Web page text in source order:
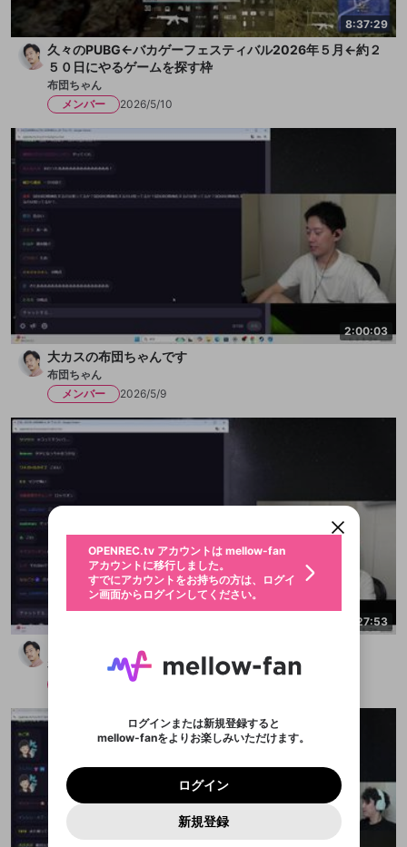
8:37:29
久々のPUBG←バカゲーフェスティバル2026年５月←約２
５０日にやるゲームを探す枠
布団ちゃん
メンバー
2026/5/10
2:00:03
大カスの布団ちゃんです
布団ちゃん
メンバー
2026/5/9
2:27:53
どうも、カスです
布団ちゃん
2025/10/19
ブレイクタイム広告
ライブ配信中に休憩するときに、最大1分間の広告
を表示することができます。
ユーザーの視聴環境によっては広告を表示すること
ができない場合があります。
詳しくはこちら
アプリで快適に視聴しよう！
ば、通知をもれなく受け取れます！
インストール アプリで開く
すでにアカウントをお持ちの方は、ログイ
新規登録
メールアドレスで新規登録
または
Google
Yahoo! JAPAN
Appleでサインアップ
@
次にお進みください。
こちらからOPENREC.tvでログイン中のア
ログイン
メールアドレスでログイン
または
Google
Yahoo! JAPAN
Appleでサインイン
ログイン
ログイン
パスワードを忘れた方はこちら
アカウントをお持ちですか？アカウントを作成する
OPENREC.tv アカウントは mellow-fan
アカウントに移行しました。
すでにアカウントをお持ちの方は、ログイ
ン画面からログインしてください。
ログインまたは新規登録すると
mellow-fanをよりお楽しみいただけます。
ログイン
新規登録
登録したメールアドレスを入力し、送信してくださ
再設定する
入力していただいたメールアドレ
スに、パスワード再設定用URLを
のでご確認ください
OK
年 月
生年月は登録後に変更できません。
お住まいの地域
ご登録いただいた情報はサービスの向上を目的
として使用いたします。
一部サービスをご利用いただくには、生年月の
登録が必要です。
認証コードの入力
メイン及びcs.openrec.co.jpドメイン）が受信拒否設
定に含まれていないかご確認ください。
入力
セッションの有効期限が切れたた
プレミアム会員に入会
不適切なユーザーとして報告しま
すか？
問題を選択してください
わいせつな表現
著作権の侵害
なりすまし行為
0
報告された問題については、利用規約に違反しているか
どうかをスタッフが確認します。
用することは、利用規約違反になります。
サブスクシェア
Discordアカウントをお持ちでない方
Discordアカウントを作成
Discordは第三者が提供するコミュニティーサービスで、
mellow-fanとは関わりがありません。Discordに関してのお
問い合わせにはお答えすることができません。Discordの仕
様変更により、限定コミュニティ特典の提供が終了する可能